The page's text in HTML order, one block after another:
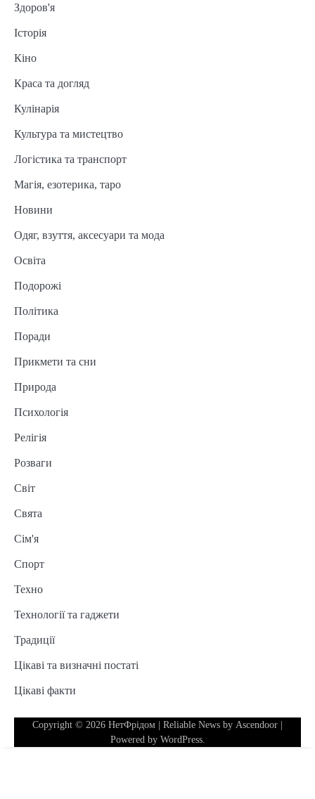
Здоров'я
Історія
Кіно
Краса та догляд
Кулінарія
Культура та мистецтво
Логістика та транспорт
Магія, езотерика, таро
Новини
Одяг, взуття, аксесуари та мода
Освіта
Подорожі
Політика
Поради
Прикмети та сни
Природа
Психологія
Релігія
Розваги
Світ
Свята
Сім'я
Спорт
Техно
Технології та гаджети
Традиції
Цікаві та визначні постаті
Цікаві факти
Copyright © 2026 НетФрідом | Reliable News by Ascendoor
Powered by WordPress.